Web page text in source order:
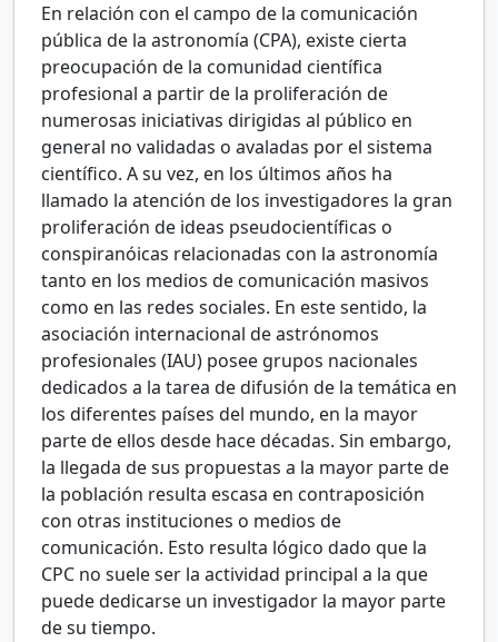
En relación con el campo de la comunicación
pública de la astronomía (CPA), existe cierta
preocupación de la comunidad científica
profesional a partir de la proliferación de
numerosas iniciativas dirigidas al público en
general no validadas o avaladas por el sistema
científico. A su vez, en los últimos años ha
llamado la atención de los investigadores la gran
proliferación de ideas pseudocientíficas o
conspiranóicas relacionadas con la astronomía
tanto en los medios de comunicación masivos
como en las redes sociales. En este sentido, la
asociación internacional de astrónomos
profesionales (IAU) posee grupos nacionales
dedicados a la tarea de difusión de la temática en
los diferentes países del mundo, en la mayor
parte de ellos desde hace décadas. Sin embargo,
la llegada de sus propuestas a la mayor parte de
la población resulta escasa en contraposición
con otras instituciones o medios de
comunicación. Esto resulta lógico dado que la
CPC no suele ser la actividad principal a la que
puede dedicarse un investigador la mayor parte
de su tiempo.